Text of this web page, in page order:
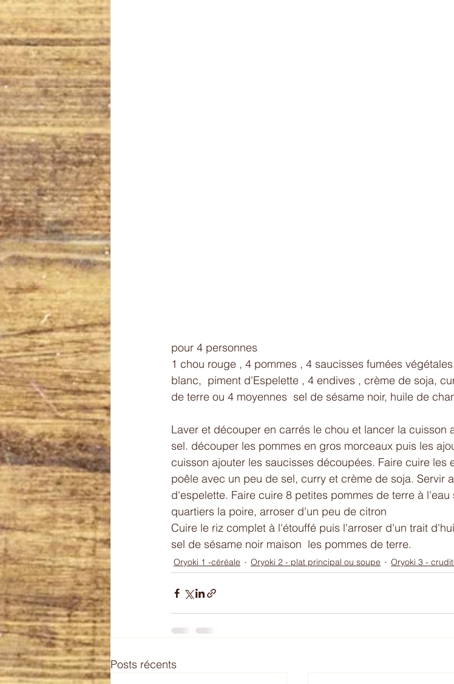
pour 4 personnes
1 chou rouge , 4 pommes , 4 saucisses fumées
blanc,  piment d'Espelette , 4 endives , crème de soja,
de terre ou 4 moyennes  sel de sésame noir, huile de
Laver et découper en carrés le chou et lancer la cuisson
sel. découper les pommes en gros morceaux puis les
cuisson ajouter les saucisses découpées. Faire cuire les
poêle avec un peu de sel, curry et crème de soja. Servir
d'espelette. Faire cuire 8 petites pommes de terre à
quartiers la poire, arroser d'un peu de citron
Cuire le riz complet à l'étouffé puis l'arroser d'un trait
sel de sésame noir maison  les pommes de terre.
Oryoki 1 -céréale Oryoki 2 - plat principal ou soupe Oryoki 3 -
Posts récents